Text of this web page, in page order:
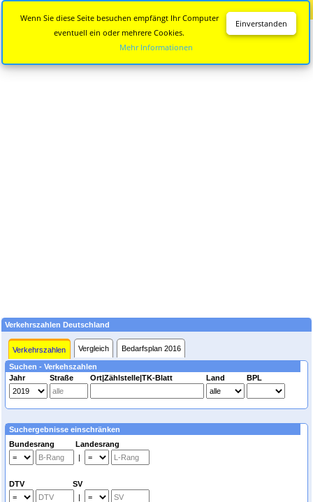
Verkehrszahlen Deutschland
Verkehrszahlen Vergleich Bedarfsplan 2016
Suchen - Verkehszahlen
Jahr
Straße Ort|Zählstelle|TK-Blatt Land BPL
Suchergebnisse einschränken
Bundesrang Landesrang
|
DTV SV
|
Einverstanden
Wenn Sie diese Seite besuchen empfängt Ihr Computer
eventuell ein oder mehrere Cookies.
Mehr Informationen